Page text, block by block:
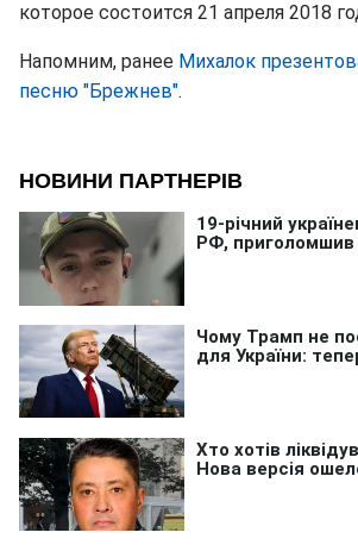
которое состоится 21 апреля 2018
Напомним, ранее Михалок
песню "Брежнев".